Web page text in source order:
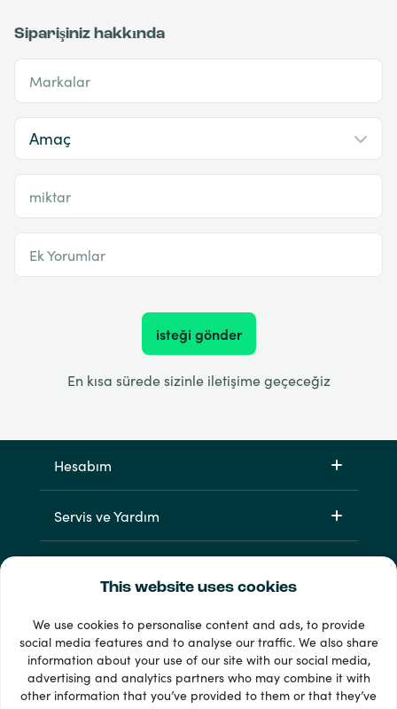
This website uses cookies
We use cookies to personalise content and ads, to provide
social media features and to analyse our traffic. We also share
information about your use of our site with our social media,
advertising and analytics partners who may combine it with
other information that you’ve provided to them or that they’ve
Siparişiniz hakkında
Markalar
miktar
Ek Yorumlar
isteği gönder
En kısa sürede sizinle iletişime geçeceğiz
Hesabım
Servis ve Yardım